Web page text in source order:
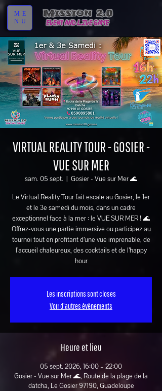
ME
NU
VIRTUAL REALITY TOUR - GOSIER -
VUE SUR MER
sam. 05 sept.
  |
Gosier - Vue sur Mer 🌊
Le Virtual Reality Tour fait escale au Gosier, le 1er
et le 3e samedi du mois, dans un cadre
exceptionnel face à la mer : le VUE SUR MER ! 🌊
Offrez-vous une partie immersive ou participez au
tournoi tout en profitant d’une vue imprenable, de
l’accueil chaleureux, des cocktails et de l’happy
hour
Les inscriptions sont closes
Voir d'autres événements
Heure et lieu
05 sept. 2026, 16:00 – 22:00
Gosier - Vue sur Mer 🌊, Route de la plage de la
datcha, Le Gosier 97190, Guadeloupe